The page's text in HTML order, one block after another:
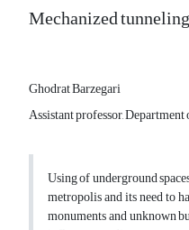
Mechanized
Ghodrat Barzegari
Assistant professor,
Using of underground
metropolis and its need to
monuments and unknown